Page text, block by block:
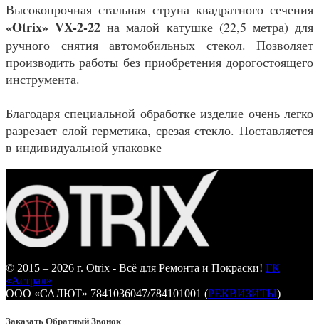
Высокопрочная стальная струна квадратного сечения
«Otrix» VX-2-22 на малой катушке (22,5 метра) для
ручного снятия автомобильных стекол. Позволяет
производить работы без приобретения дорогостоящего
инструмента.
Благодаря специальной обработке изделие очень легко
разрезает слой герметика, срезая стекло. Поставляется
в индивидуальной упаковке
© 2015 – 2026 г. Otrix - Всё для Ремонта и Покраски! ГК
«Астрал»
ООО «САЛЮТ» 7841036047/784101001 (РЕКВИЗИТЫ)
Заказать Обратный Звонок